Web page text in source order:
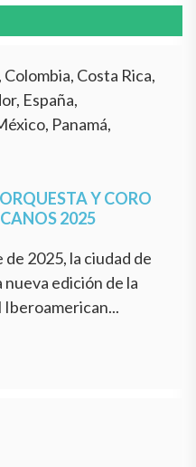
Costa Rica,
España,
Panamá,
Y CORO
2025
2025, la ciudad de
nueva edición de la